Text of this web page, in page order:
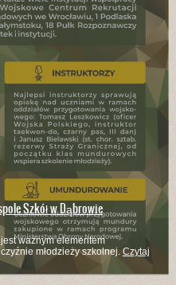
Szkół w Dąbrowie
ważnym elementem
młodzieży szkolnej. Czytaj